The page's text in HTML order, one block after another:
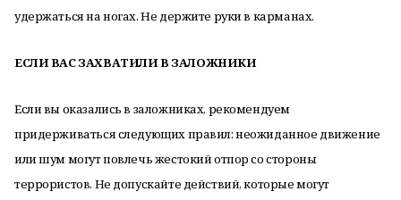
удержаться на ногах. Не держите руки в карманах.
ЕСЛИ ВАС ЗАХВАТИЛИ В ЗАЛОЖНИКИ
Если вы оказались в заложниках, рекомендуем
придерживаться следующих правил: неожиданное движение
или шум могут повлечь жестокий отпор со стороны
террористов. Не допускайте действий, которые могут